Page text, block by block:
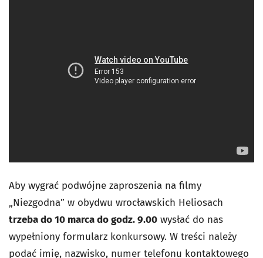
Aby wygrać podwójne zaproszenia na filmy
„Niezgodna” w obydwu wrocławskich Heliosach
trzeba do 10 marca do godz. 9.00 wysłać do nas
wypełniony formularz konkursowy. W treści należy
podać imię, nazwisko, numer telefonu kontaktowego